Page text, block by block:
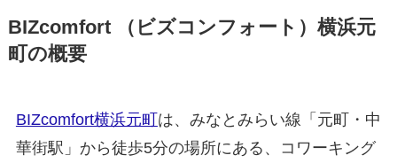
BIZcomfort （ビズコンフォート）横浜元
町の概要
BIZcomfort横浜元町 は、みなとみらい線「元町・中
華街駅」から徒歩5分の場所にある、コワーキング